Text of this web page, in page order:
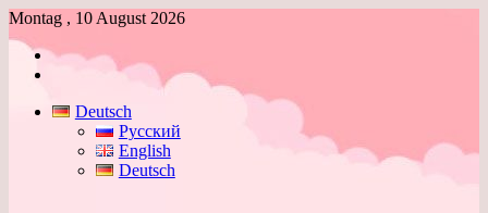
Montag , 10 August 2026
Anmelden
Deutsch
Русский
English
Deutsch